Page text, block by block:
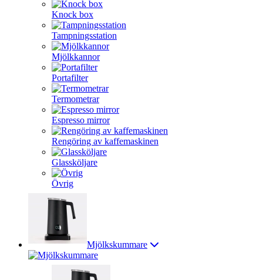
Knock box
Tampningsstation
Mjölkkannor
Portafilter
Termometrar
Espresso mirror
Rengöring av kaffemaskinen
Glassköljare
Övrig
Mjölkskummare